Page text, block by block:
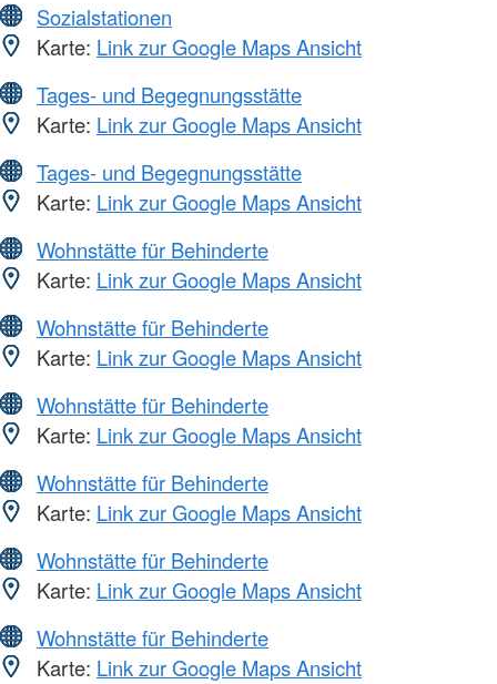
Sozialstationen
Karte: Link zur Google Maps Ansicht
Tages- und Begegnungsstätte
Karte: Link zur Google Maps Ansicht
Tages- und Begegnungsstätte
Karte: Link zur Google Maps Ansicht
Wohnstätte für Behinderte
Karte: Link zur Google Maps Ansicht
Wohnstätte für Behinderte
Karte: Link zur Google Maps Ansicht
Wohnstätte für Behinderte
Karte: Link zur Google Maps Ansicht
Wohnstätte für Behinderte
Karte: Link zur Google Maps Ansicht
Wohnstätte für Behinderte
Karte: Link zur Google Maps Ansicht
Wohnstätte für Behinderte
Karte: Link zur Google Maps Ansicht